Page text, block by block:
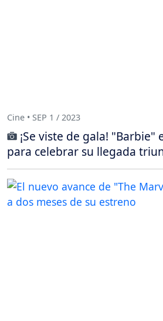
Cine • SEP 1 / 2023
¡Se viste de gala!
para celebrar su llegada